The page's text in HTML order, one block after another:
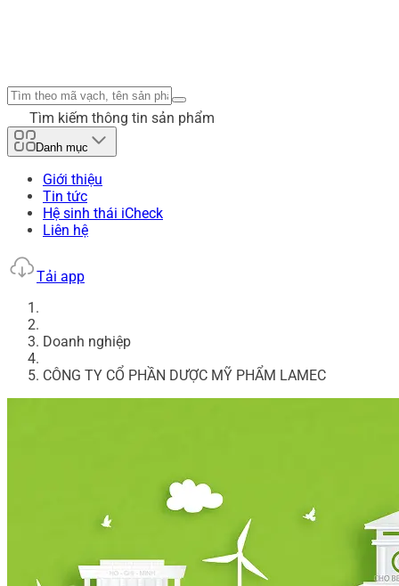
Tìm kiếm thông tin sản phẩm
Danh mục
Giới thiệu
Tin tức
Hệ sinh thái iCheck
Liên hệ
Tải app
Doanh nghiệp
CÔNG TY CỔ PHẦN DƯỢC MỸ PHẨM LAMEC